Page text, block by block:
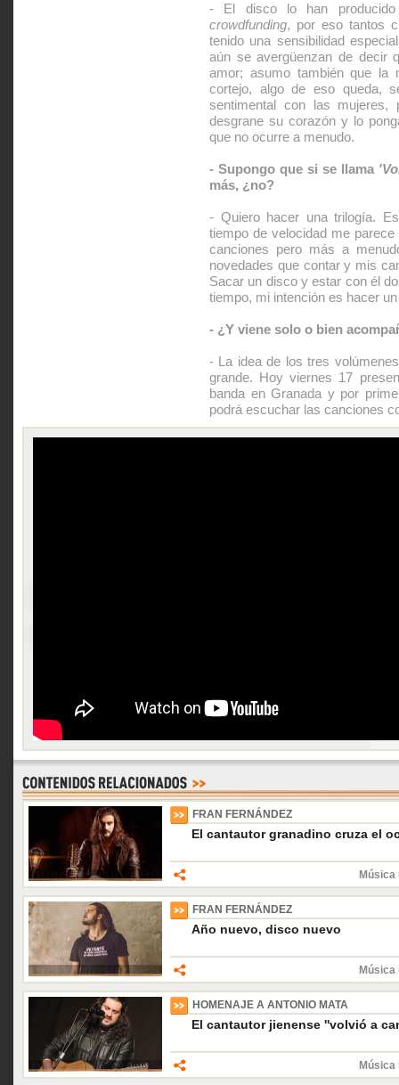
- El disco lo han producido
crowdfunding, por eso tantos
tenido una sensibilidad
aún se avergüenzan de decir
amor; asumo también que la
cortejo, algo de eso queda,
sentimental con las mujeres,
desgrane su corazón y lo
que no ocurre a menudo.
- Supongo que si se llama
más, ¿no?
- Quiero hacer una trilogía.
tiempo de velocidad me
canciones pero más a
novedades que contar y mis
Sacar un disco y estar con él
tiempo, mi intención es hacer
- ¿Y viene solo o bien
- La idea de los tres
grande. Hoy viernes 17
banda en Granada y por
podrá escuchar las canciones
FRAN FERNÁNDEZ
El cantautor granadino cruza el
Música
FRAN FERNÁNDEZ
Año nuevo, disco nuevo
Música
HOMENAJE A ANTONIO MATA
El cantautor jienense ''volvió a
Música